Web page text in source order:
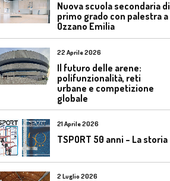
Nuova scuola secondaria di
primo grado con palestra a
Ozzano Emilia
22 Aprile 2026
Il futuro delle arene:
polifunzionalità, reti
urbane e competizione
globale
21 Aprile 2026
TSPORT 50 anni – La storia
2 Luglio 2026